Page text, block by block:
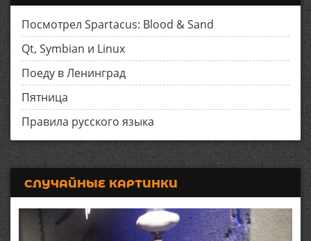
Посмотрел Spartacus: Blood & Sand
Qt, Symbian и Linux
Поеду в Ленинград
Пятница
Правила русского языка
СЛУЧАЙНЫЕ КАРТИНКИ